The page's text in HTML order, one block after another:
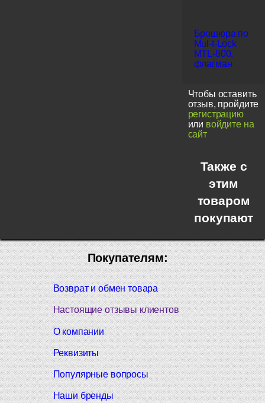
Брошюра по
Mul-t-Lock
MTL-800,
флагман
Чтобы оставить
отзыв, пройдите
регистрацию
или войдите на
сайт
Также с
этим
товаром
покупают
Покупателям:
Возврат и обмен товара
Настоящие отзывы клиентов
О компании
Реквизиты
Популярные вопросы
Наши бренды